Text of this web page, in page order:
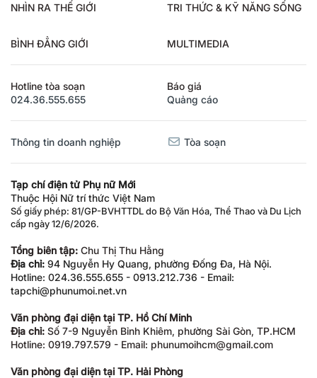
NHÌN RA THẾ GIỚI TRI THỨC & KỸ NĂNG SỐNG
BÌNH ĐẲNG GIỚI MULTIMEDIA
Hotline tòa soạn
024.36.555.655
Báo giá
Quảng cáo
Thông tin doanh nghiệp Tòa soạn
Tạp chí điện tử Phụ nữ Mới
Thuộc Hội Nữ trí thức Việt Nam
Số giấy phép: 81/GP-BVHTTDL do Bộ Văn Hóa, Thể Thao và Du Lịch
cấp ngày 12/6/2026.
Tổng biên tập: Chu Thị Thu Hằng
Địa chỉ: 94 Nguyễn Hy Quang, phường Đống Đa, Hà Nội.
Hotline: 024.36.555.655 - 0913.212.736 - Email:
tapchi@phunumoi.net.vn
Văn phòng đại diện tại TP. Hồ Chí Minh
Địa chỉ: Số 7-9 Nguyễn Bỉnh Khiêm, phường Sài Gòn, TP.HCM
Hotline: 0919.797.579 - Email: phunumoihcm@gmail.com
Văn phòng đại diện tại TP. Hải Phòng